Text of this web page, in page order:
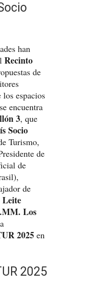
han
Recinto
de
los espacios
encuentra
3, que
Socio
Turismo,
de
de
de
Los
2025 en